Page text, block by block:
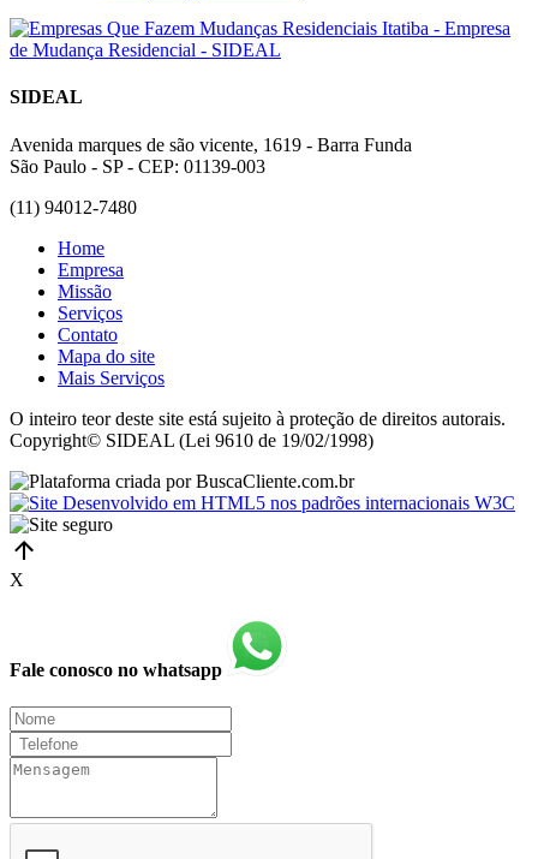
SIDEAL
Avenida marques de são vicente, 1619 - Barra Funda
São Paulo - SP - CEP: 01139-003
(11) 94012-7480
Home
Empresa
Missão
Serviços
Contato
Mapa do site
Mais Serviços
O inteiro teor deste site está sujeito à proteção de direitos autorais.
Copyright© SIDEAL (Lei 9610 de 19/02/1998)
X
Fale conosco no whatsapp